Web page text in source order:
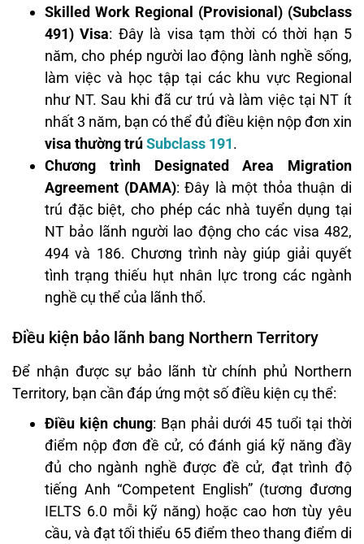
Skilled Work Regional (Provisional) (Subclass
491) Visa: Đây là visa tạm thời có thời hạn 5
năm, cho phép người lao động lành nghề sống,
làm việc và học tập tại các khu vực Regional
như NT. Sau khi đã cư trú và làm việc tại NT ít
nhất 3 năm, bạn có thể đủ điều kiện nộp đơn xin
visa thường trúSubclass 191.
Chương trình Designated Area Migration
Agreement (DAMA): Đây là một thỏa thuận di
trú đặc biệt, cho phép các nhà tuyển dụng tại
NT bảo lãnh người lao động cho các visa 482,
494 và 186. Chương trình này giúp giải quyết
tình trạng thiếu hụt nhân lực trong các ngành
nghề cụ thể của lãnh thổ.
Điều kiện bảo lãnh bang Northern Territory
Để nhận được sự bảo lãnh từ chính phủ Northern
Territory, bạn cần đáp ứng một số điều kiện cụ thể:
Điều kiện chung: Bạn phải dưới 45 tuổi tại thời
điểm nộp đơn đề cử, có đánh giá kỹ năng đầy
đủ cho ngành nghề được đề cử, đạt trình độ
tiếng Anh “Competent English” (tương đương
IELTS 6.0 mỗi kỹ năng) hoặc cao hơn tùy yêu
cầu, và đạt tối thiểu 65 điểm theo thang điểm di